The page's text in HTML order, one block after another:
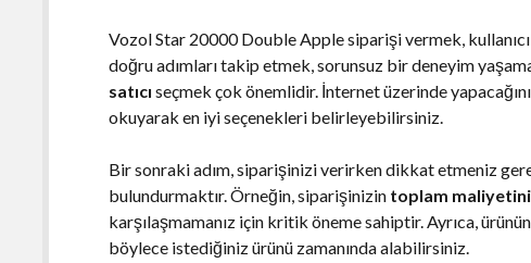
Vozol Star 20000 Double Apple siparişi vermek,
doğru adımları takip etmek, sorunsuz bir deneyim
satıcı seçmek çok önemlidir. İnternet üzerinde
okuyarak en iyi seçenekleri belirleyebilirsiniz.
Bir sonraki adım, siparişinizi verirken dikkat etmeniz
bulundurmaktır. Örneğin, siparişinizin toplam maliyetini
karşılaşmamanız için kritik öneme sahiptir. Ayrıca, ürünün
böylece istediğiniz ürünü zamanında alabilirsiniz.